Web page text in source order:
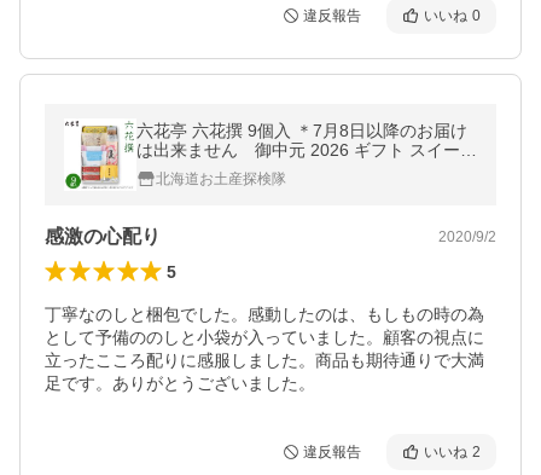
違反報告 いいね 0
六花亭 六花撰 9個入 ＊7月8日以降のお届け
は出来ません 御中元 2026 ギフト スイーツ
詰合せ セット 有名 和菓子 手土産 詰め合わ
せ 香典返し 御供 感謝
北海道お土産探検隊
感激の心配り 2020/9/2
5
丁寧なのしと梱包でした。感動したのは、もしもの時の為
として予備ののしと小袋が入っていました。顧客の視点に
立ったこころ配りに感服しました。商品も期待通りで大満
足です。ありがとうございました。
違反報告 いいね 2